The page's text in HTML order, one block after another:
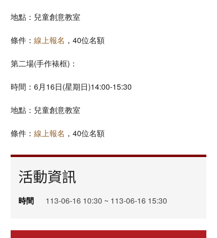
地點：兒童創意教室
條件：線上報名 ，40位名額
第二場(手作裱框)：
時間：6月16日(星期日)14:00-15:30
地點：兒童創意教室
條件：線上報名 ，40位名額
活動資訊
時間 113-06-16 10:30 ~ 113-06-16 15:30